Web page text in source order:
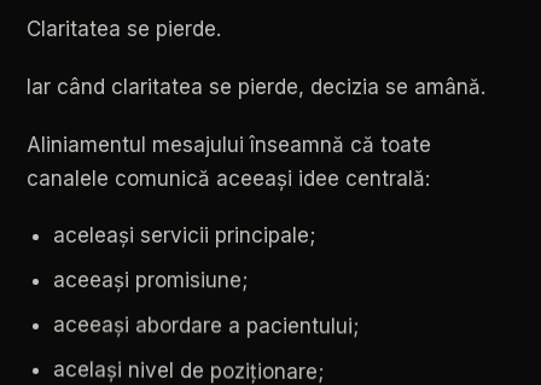
Claritatea se pierde.
Iar când claritatea se pierde, decizia se amână.
Aliniamentul mesajului înseamnă că toate
canalele comunică aceeași idee centrală:
aceleași servicii principale;
aceeași promisiune;
aceeași abordare a pacientului;
același nivel de poziționare;